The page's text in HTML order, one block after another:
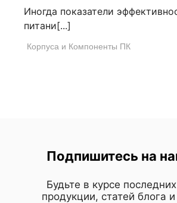
Иногда показатели
питани[...]
Корпуса и Компоненты ПК
Подпишитесь на
Будьте в курсе
продукции, статей блога